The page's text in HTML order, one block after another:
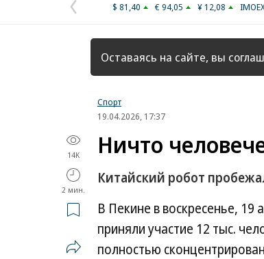
Предыдущая
страница
$ 81,40 € 94,05 ¥ 12,08
Оставаясь на сайте, вы
Спорт
19.04.2026, 17:37
14K
2 мин.
Ничто
Китайский робот
В Пекине в воскресенье,
приняли участие 12 тыс.
полностью